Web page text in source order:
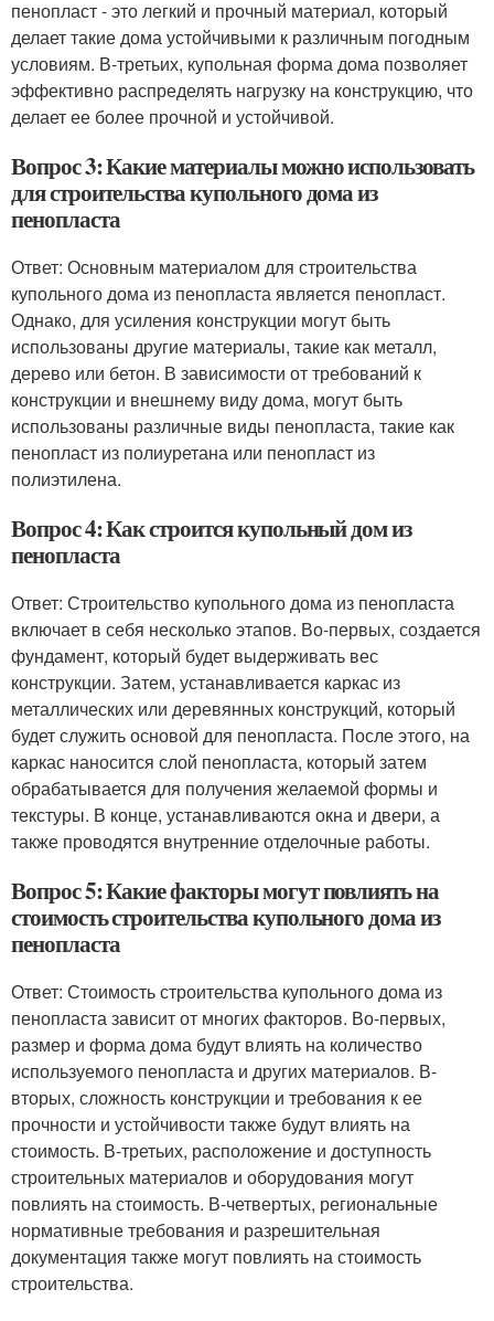
пенопласт - это легкий и прочный материал, который
делает такие дома устойчивыми к различным погодным
условиям. В-третьих, купольная форма дома позволяет
эффективно распределять нагрузку на конструкцию, что
делает ее более прочной и устойчивой.
Вопрос 3: Какие материалы можно использовать
для строительства купольного дома из
пенопласта
Ответ: Основным материалом для строительства
купольного дома из пенопласта является пенопласт.
Однако, для усиления конструкции могут быть
использованы другие материалы, такие как металл,
дерево или бетон. В зависимости от требований к
конструкции и внешнему виду дома, могут быть
использованы различные виды пенопласта, такие как
пенопласт из полиуретана или пенопласт из
полиэтилена.
Вопрос 4: Как строится купольный дом из
пенопласта
Ответ: Строительство купольного дома из пенопласта
включает в себя несколько этапов. Во-первых, создается
фундамент, который будет выдерживать вес
конструкции. Затем, устанавливается каркас из
металлических или деревянных конструкций, который
будет служить основой для пенопласта. После этого, на
каркас наносится слой пенопласта, который затем
обрабатывается для получения желаемой формы и
текстуры. В конце, устанавливаются окна и двери, а
также проводятся внутренние отделочные работы.
Вопрос 5: Какие факторы могут повлиять на
стоимость строительства купольного дома из
пенопласта
Ответ: Стоимость строительства купольного дома из
пенопласта зависит от многих факторов. Во-первых,
размер и форма дома будут влиять на количество
используемого пенопласта и других материалов. В-
вторых, сложность конструкции и требования к ее
прочности и устойчивости также будут влиять на
стоимость. В-третьих, расположение и доступность
строительных материалов и оборудования могут
повлиять на стоимость. В-четвертых, региональные
нормативные требования и разрешительная
документация также могут повлиять на стоимость
строительства.